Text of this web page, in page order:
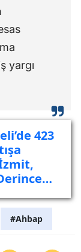
yargı
423
#Ahbap